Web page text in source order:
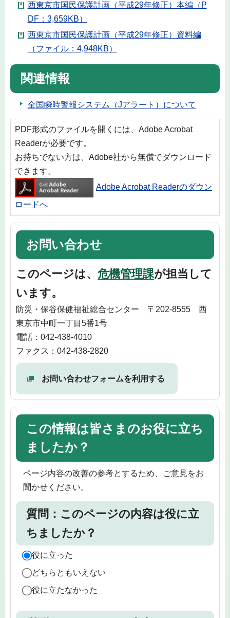
西東京市国民保護計画（平成29年修正）本編（P
DF：3,659KB）
西東京市国民保護計画（平成29年修正）資料編
（ファイル：4,948KB）
関連情報
全国瞬時警報システム（Jアラート）について
PDF形式のファイルを開くには、Adobe Acrobat
Readerが必要です。
お持ちでない方は、Adobe社から無償でダウンロード
できます。
Adobe Acrobat Readerのダウン
ロードへ
お問い合わせ
このページは、 危機管理課が担当して
います。
防災・保谷保健福祉総合センター 〒202-8555 西
東京市中町一丁目5番1号
電話：042-438-4010
ファクス：042-438-2820
お問い合わせフォームを利用する
この情報は皆さまのお役に立ち
ましたか？
ページ内容の改善の参考とするため、ご意見をお
聞かせください。
質問：このページの内容は役に立
ちましたか？
役に立った
どちらともいえない
役に立たなかった